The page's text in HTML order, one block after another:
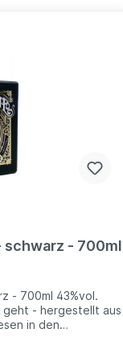
schwarz - 700ml
- 700ml 43%vol.
geht - hergestellt aus
in den